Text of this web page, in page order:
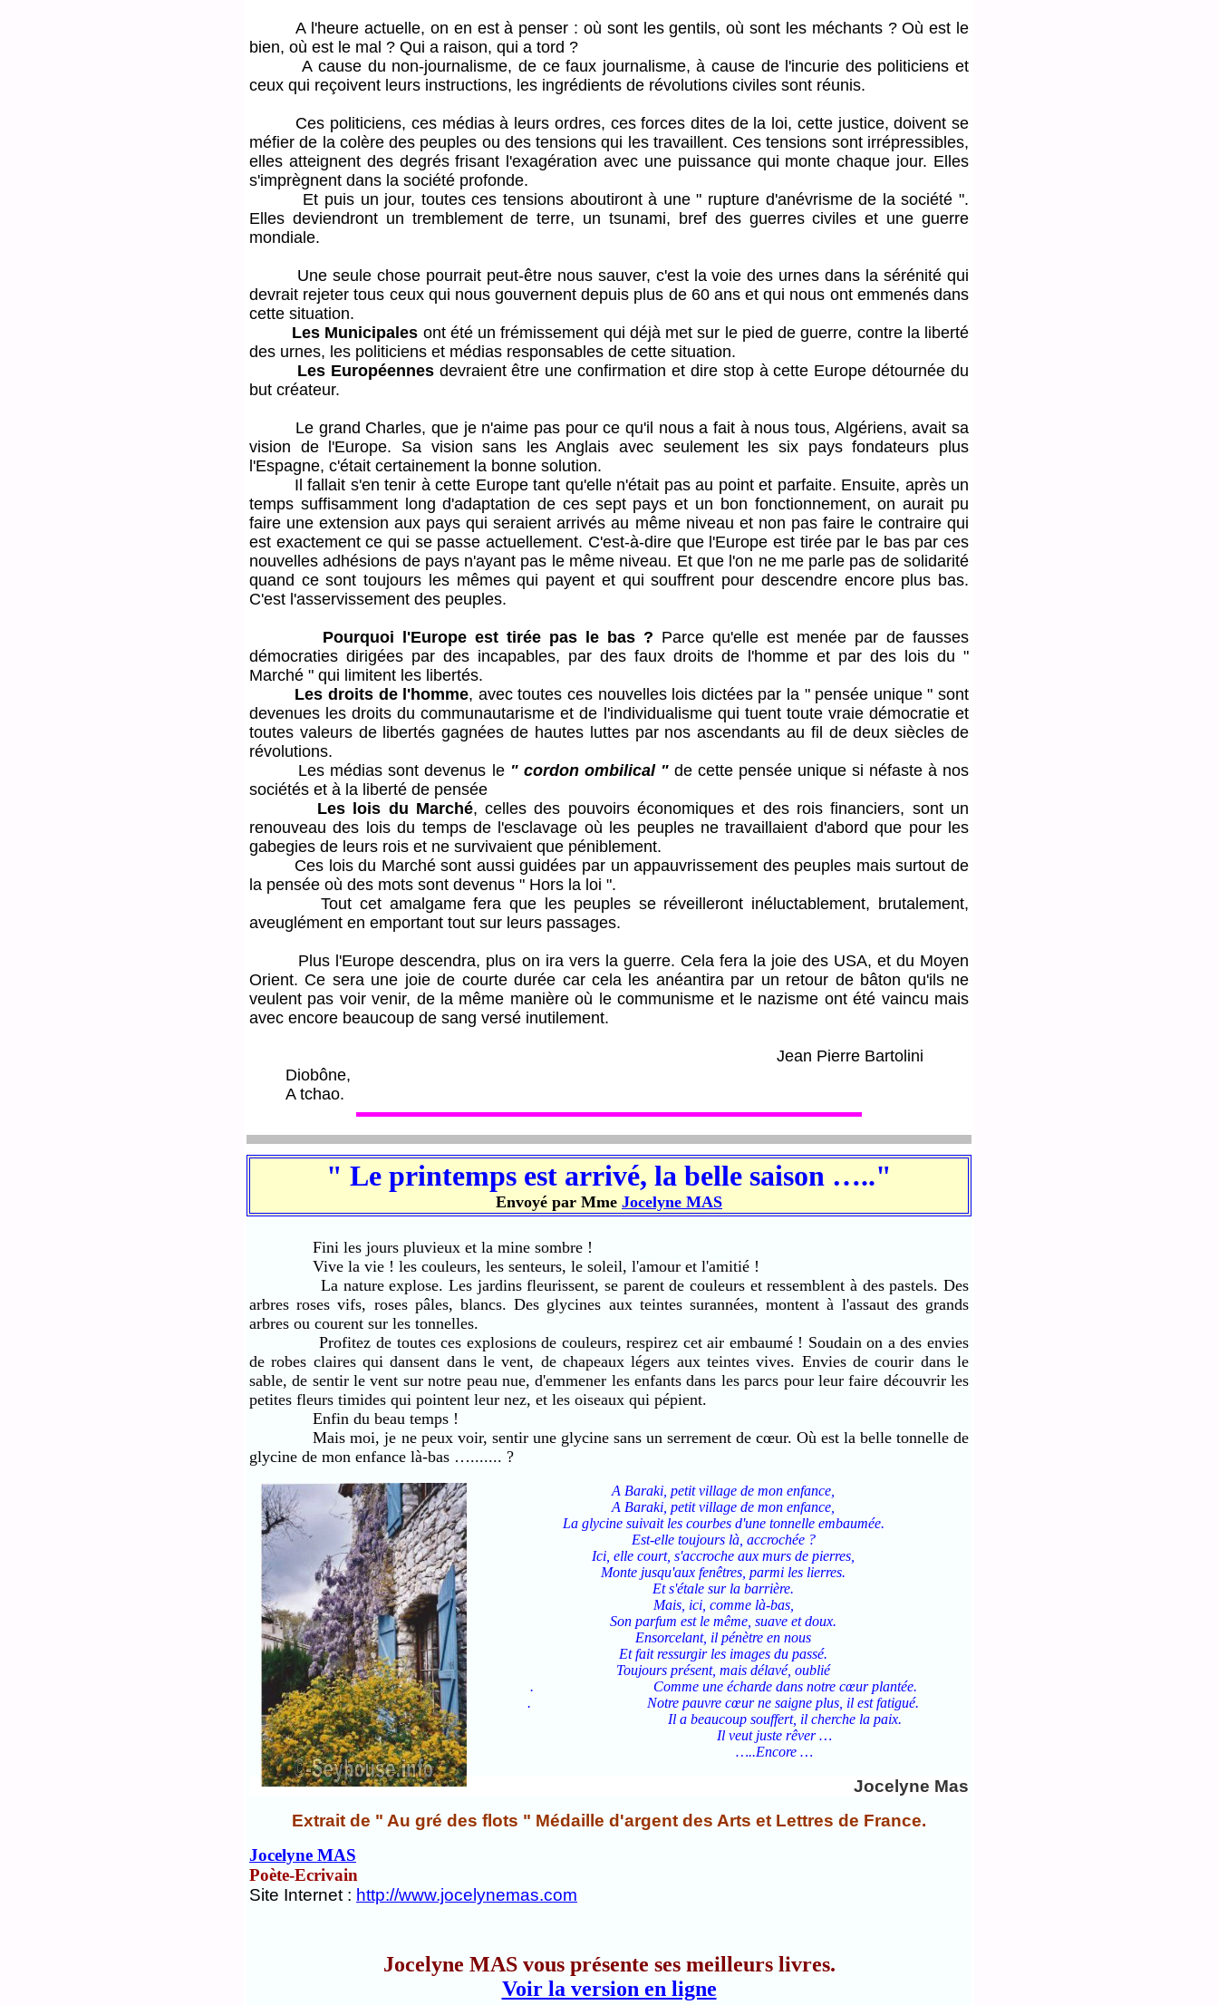
A l'heure actuelle, on en est à penser : où sont les gentils, où sont les méchants ? Où est le
bien, où est le mal ? Qui a raison, qui a tord ?
A cause du non-journalisme, de ce faux journalisme, à cause de l'incurie des politiciens et
ceux qui reçoivent leurs instructions, les ingrédients de révolutions civiles sont réunis.
Ces politiciens, ces médias à leurs ordres, ces forces dites de la loi, cette justice, doivent se
méfier de la colère des peuples ou des tensions qui les travaillent. Ces tensions sont irrépressibles,
elles atteignent des degrés frisant l'exagération avec une puissance qui monte chaque jour. Elles
s'imprègnent dans la société profonde.
Et puis un jour, toutes ces tensions aboutiront à une " rupture d'anévrisme de la société ".
Elles deviendront un tremblement de terre, un tsunami, bref des guerres civiles et une guerre
mondiale.
Une seule chose pourrait peut-être nous sauver, c'est la voie des urnes dans la sérénité qui
devrait rejeter tous ceux qui nous gouvernent depuis plus de 60 ans et qui nous ont emmenés dans
cette situation.
Les Municipales ont été un frémissement qui déjà met sur le pied de guerre, contre la liberté
des urnes, les politiciens et médias responsables de cette situation.
Les Européennesdevraient être une confirmation et dire stop à cette Europe détournée du
but créateur.
Le grand Charles, que je n'aime pas pour ce qu'il nous a fait à nous tous, Algériens, avait sa
vision de l'Europe. Sa vision sans les Anglais avec seulement les six pays fondateurs plus
l'Espagne, c'était certainement la bonne solution.
Il fallait s'en tenir à cette Europe tant qu'elle n'était pas au point et parfaite. Ensuite, après un
temps suffisamment long d'adaptation de ces sept pays et un bon fonctionnement, on aurait pu
faire une extension aux pays qui seraient arrivés au même niveau et non pas faire le contraire qui
est exactement ce qui se passe actuellement. C'est-à-dire que l'Europe est tirée par le bas par ces
nouvelles adhésions de pays n'ayant pas le même niveau. Et que l'on ne me parle pas de solidarité
quand ce sont toujours les mêmes qui payent et qui souffrent pour descendre encore plus bas.
C'est l'asservissement des peuples.
Pourquoi l'Europe est tirée pas le bas ? Parce qu'elle est menée par de fausses
démocraties dirigées par des incapables, par des faux droits de l'homme et par des lois du "
Marché " qui limitent les libertés.
Les droits de l'homme, avec toutes ces nouvelles lois dictées par la " pensée unique " sont
devenues les droits du communautarisme et de l'individualisme qui tuent toute vraie démocratie et
toutes valeurs de libertés gagnées de hautes luttes par nos ascendants au fil de deux siècles de
révolutions.
Les médias sont devenus le" cordon ombilical "de cette pensée unique si néfaste à nos
sociétés et à la liberté de pensée
Les lois du Marché, celles des pouvoirs économiques et des rois financiers, sont un
renouveau des lois du temps de l'esclavage où les peuples ne travaillaient d'abord que pour les
gabegies de leurs rois et ne survivaient que péniblement.
Ces lois du Marché sont aussi guidées par un appauvrissement des peuples mais surtout de
la pensée où des mots sont devenus " Hors la loi ".
Tout cet amalgame fera que les peuples se réveilleront inéluctablement, brutalement,
aveuglément en emportant tout sur leurs passages.
Plus l'Europe descendra, plus on ira vers la guerre. Cela fera la joie des USA, et du Moyen
Orient. Ce sera une joie de courte durée car cela les anéantira par un retour de bâton qu'ils ne
veulent pas voir venir, de la même manière où le communisme et le nazisme ont été vaincu mais
avec encore beaucoup de sang versé inutilement.
Jean Pierre Bartolini
Diobône,
A tchao.
" Le printemps est arrivé, la belle saison ….."
Envoyé par Mme Jocelyne MAS
Fini les jours pluvieux et la mine sombre !
Vive la vie ! les couleurs, les senteurs, le soleil, l'amour et l'amitié !
La nature explose. Les jardins fleurissent, se parent de couleurs et ressemblent à des pastels. Des
arbres roses vifs, roses pâles, blancs. Des glycines aux teintes surannées, montent à l'assaut des grands
arbres ou courent sur les tonnelles.
Profitez de toutes ces explosions de couleurs, respirez cet air embaumé ! Soudain on a des envies
de robes claires qui dansent dans le vent, de chapeaux légers aux teintes vives. Envies de courir dans le
sable, de sentir le vent sur notre peau nue, d'emmener les enfants dans les parcs pour leur faire découvrir les
petites fleurs timides qui pointent leur nez, et les oiseaux qui pépient.
Enfin du beau temps !
Mais moi, je ne peux voir, sentir une glycine sans un serrement de cœur. Où est la belle tonnelle de
glycine de mon enfance là-bas …....... ?
A Baraki, petit village de mon enfance,
A Baraki, petit village de mon enfance,
La glycine suivait les courbes d'une tonnelle embaumée.
Est-elle toujours là, accrochée ?
Ici, elle court, s'accroche aux murs de pierres,
Monte jusqu'aux fenêtres, parmi les lierres.
Et s'étale sur la barrière.
Mais, ici, comme là-bas,
Son parfum est le même, suave et doux.
Ensorcelant, il pénètre en nous
Et fait ressurgir les images du passé.
Toujours présent, mais délavé, oublié
. Comme une écharde dans notre cœur plantée.
. Notre pauvre cœur ne saigne plus, il est fatigué.
Il a beaucoup souffert, il cherche la paix.
Il veut juste rêver …
…..Encore …
Jocelyne Mas
Extrait de " Au gré des flots " Médaille d'argent des Arts et Lettres de France.
Jocelyne MAS
Poète-Ecrivain
Site Internet : http://www.jocelynemas.com
Jocelyne MAS vous présente ses meilleurs livres.
Voir la version en ligne